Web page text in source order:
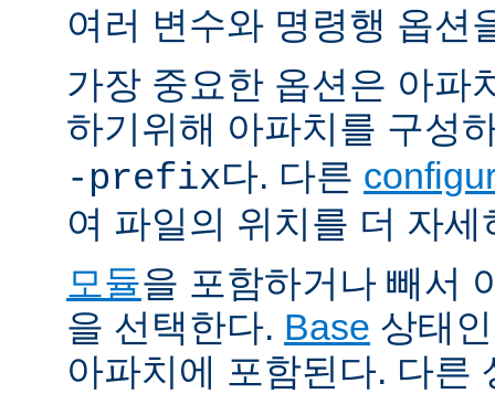
여러 변수와 명령행 옵션
가장 중요한 옵션은 아파
하기위해 아파치를 구성
-prefix다. 다른
여 파일의 위치를 더 자
모듈을 포함하거나 빼서
을 선택한다. Base 상태
아파치에 포함된다. 다른